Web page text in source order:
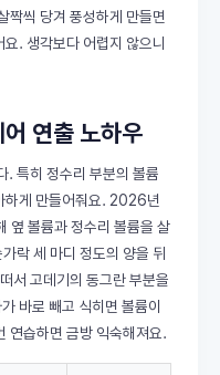
짝씩 당겨 풍성하게 만들면
. 생각보다 어렵지 않으니
연출 노하우
. 특히 정수리 부분의 볼륨
하게 만들어줘요. 2026년
옆 볼륨과 정수리 볼륨을 살
락 세 마디 정도의 양을 뒤
서 고데기의 동그란 부분을
바로 빼고 식히면 볼륨이
연습하면 금방 익숙해져요.